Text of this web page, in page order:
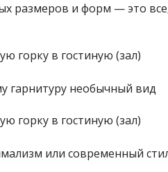
размеров и форм — это
гарнитуру необычный вид
или современный